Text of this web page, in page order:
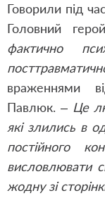
Говорили під
Головний
фактично
враженнями
Павлюк. –Це
які злились в
постійного
висловлювати
жодну зі